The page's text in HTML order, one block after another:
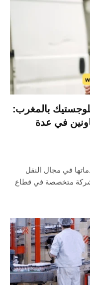
بالمغرب:
في عدة
في مجال النقل
شركة متخصصة في قطاع